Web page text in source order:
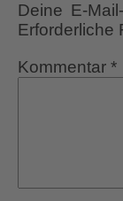
Deine E-
Erforderliche
Kommentar *